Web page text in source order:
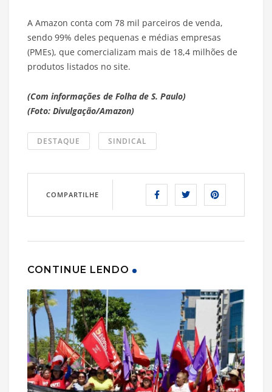
A Amazon conta com 78 mil parceiros de venda,
sendo 99% deles pequenas e médias empresas
(PMEs), que comercializam mais de 18,4 milhões de
produtos listados no site.
(Com informações de Folha de S. Paulo)
(Foto: Divulgação/Amazon)
DESTAQUE SINDICAL
COMPARTILHE
CONTINUE LENDO